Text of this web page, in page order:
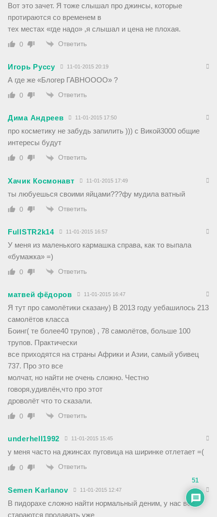
Вот это зачет. Я тоже слышал про джинсы, которые
протираются со временем в
тех местах «где надо» ,я слышал и цена не плохая.
0 Ответить
Игорь Руссу 11-01-2015 20:19
А где же «Блогер ГАВНОООО» ?
0 Ответить
Дима Андреев 11-01-2015 17:50
про косметику не забудь запилить ))) с Викой3000 общие
интересы будут
0 Ответить
Хачик Космонавт 11-01-2015 17:49
ты любуешься своими яйцами???фу мудила ватный
0 Ответить
FullSTR2k14 11-01-2015 16:57
У меня из маленького кармашка справа, как то выпала
«бумажка» =)
0 Ответить
матвей фёдоров 11-01-2015 16:47
Я тут про самолётики сказану) В 2013 году уебашилось 213
самолётов класса
Боинг( те более40 трупов) , 78 самолётов, больше 100
трупов. Практически
все приходятся на страны Африки и Азии, самый убивец
737. Про это все
молчат, но найти не очень сложно. Честно
говоря,удивлён,что про этот
дроволёт что то сказали.
0 Ответить
underhell1992 11-01-2015 15:45
у меня часто на джинсах пуговица на ширинке отлетает =(
0 Ответить
Semen Karlanov 11-01-2015 12:47
В пидорахе сложно найти нормальный деним, у нас все
стараются продавать уже
51